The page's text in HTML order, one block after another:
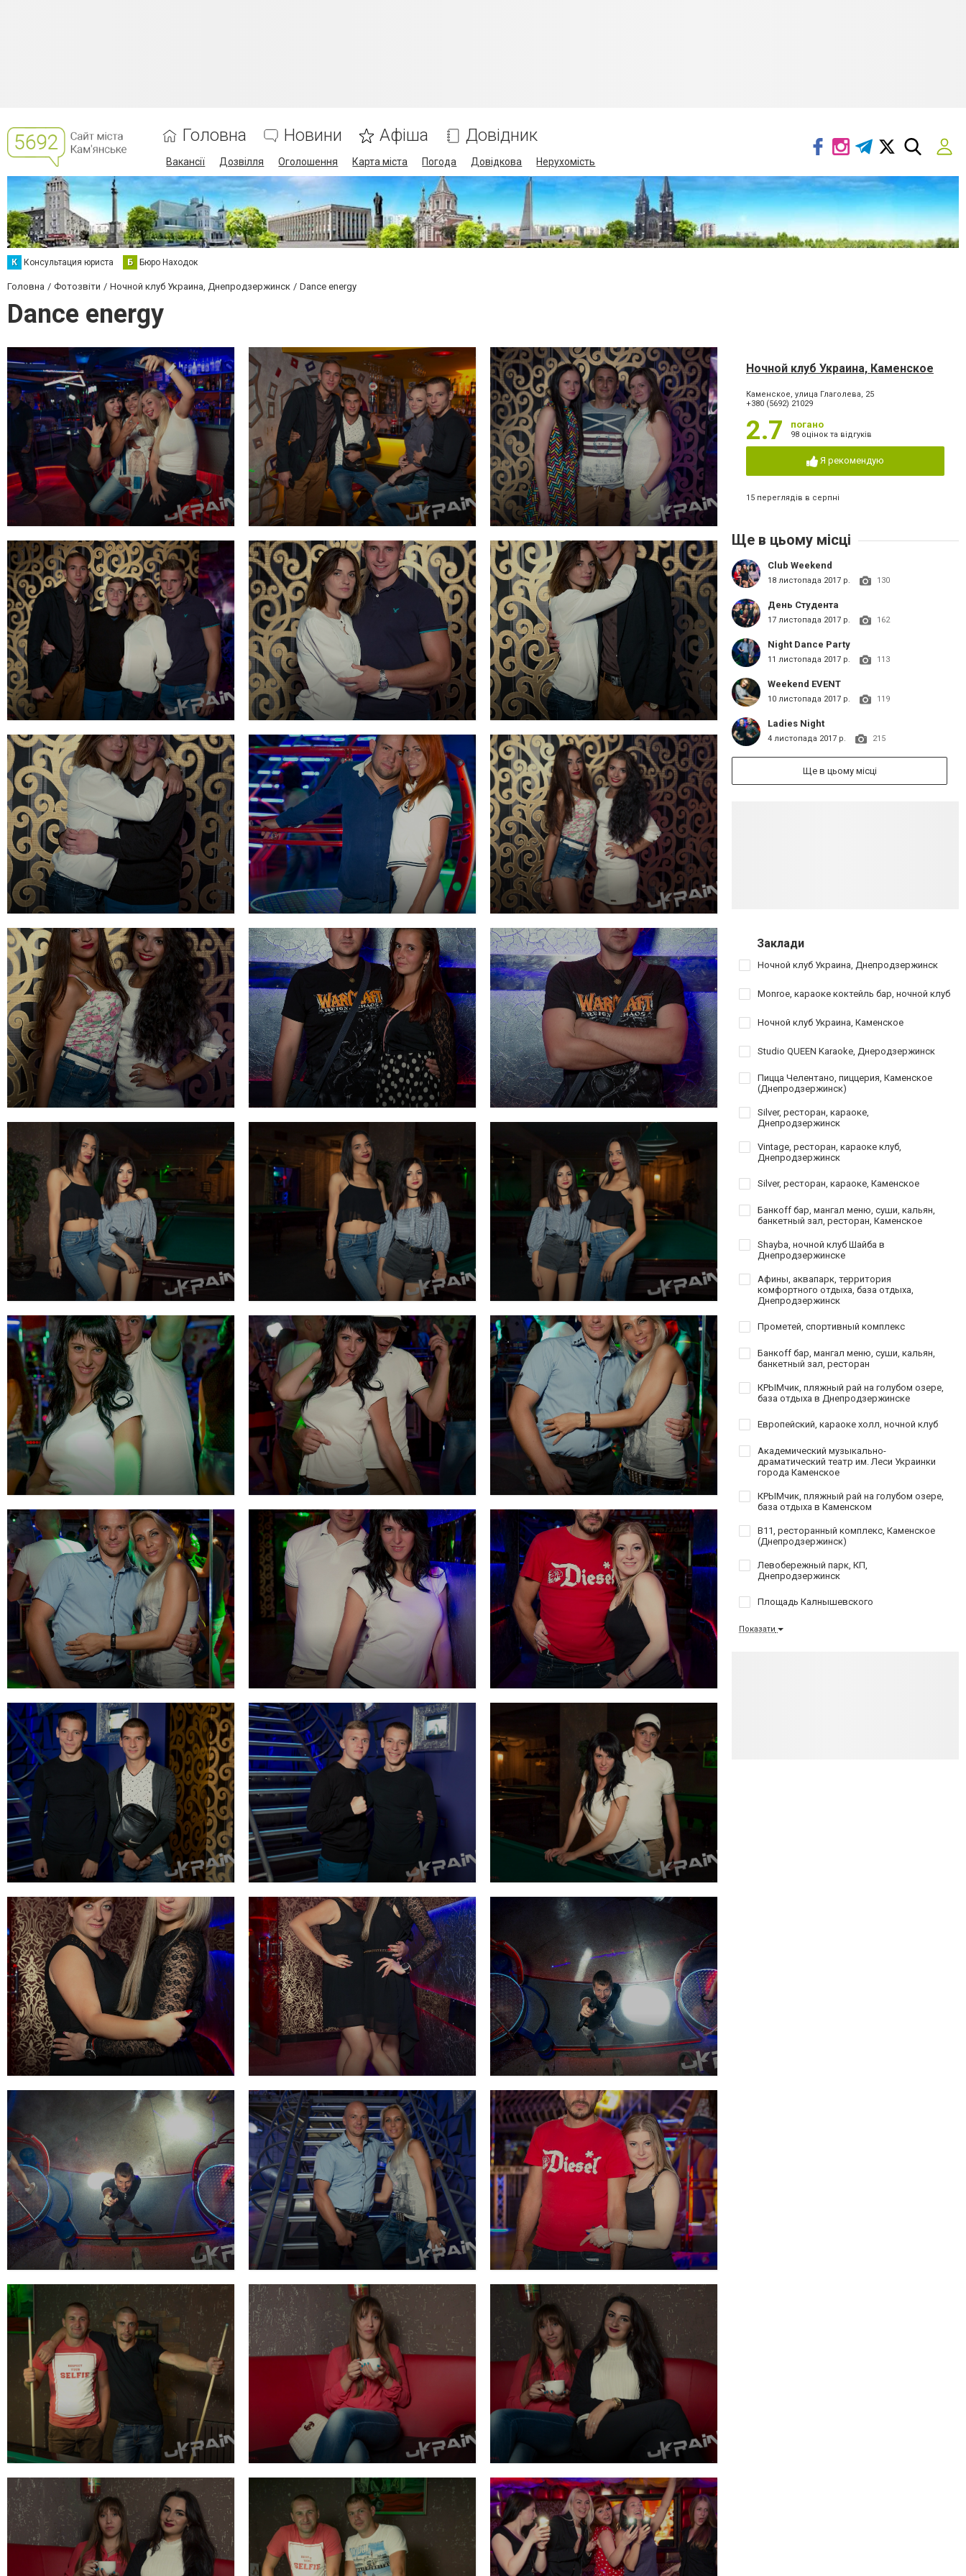
Головна Новини Афіша Довідник
Вакансії Дозвілля Оголошення Карта міста Погода Довідкова Нерухомість
К Консультация юриста Б Бюро Находок
Головна Фотозвіти Ночной клуб Украина, Днепродзержинск Dance energy
Dance energy
Ночной клуб Украина, Каменское
Каменское, улица Глаголева, 25
+380 (5692) 21029
2.7 погано
98 оцінок та відгуків
Я рекомендую
15 переглядів в серпні
Ще в цьому місці
Club Weekend
18 листопада 2017 р. 130
День Студента
17 листопада 2017 р. 162
Night Dance Party
11 листопада 2017 р. 113
Weekend EVENT
10 листопада 2017 р. 119
Ladies Night
4 листопада 2017 р. 215
Ще в цьому місці
Заклади
Ночной клуб Украина, Днепродзержинск
Monroe, караоке коктейль бар, ночной клуб
Ночной клуб Украина, Каменское
Studio QUEEN Karaoke, Днеродзержинск
Пицца Челентано, пиццерия, Каменское
(Днепродзержинск)
Silver, ресторан, караоке,
Днепродзержинск
Vintage, ресторан, караоке клуб,
Днепродзержинск
Silver, ресторан, караоке, Каменское
Банкoff бар, мангал меню, суши, кальян,
банкетный зал, ресторан, Каменское
Shayba, ночной клуб Шайба в
Днепродзержинске
Афины, аквапарк, территория
комфортного отдыха, база отдыха,
Днепродзержинск
Прометей, спортивный комплекс
Банкoff бар, мангал меню, суши, кальян,
банкетный зал, ресторан
КРЫМчик, пляжный рай на голубом озере,
база отдыха в Днепродзержинске
Европейский, караоке холл, ночной клуб
Академический музыкально-
драматический театр им. Леси Украинки
города Каменское
КРЫМчик, пляжный рай на голубом озере,
база отдыха в Каменском
B11, ресторанный комплекс, Каменское
(Днепродзержинск)
Левобережный парк, КП,
Днепродзержинск
Площадь Калнышевского
Показати